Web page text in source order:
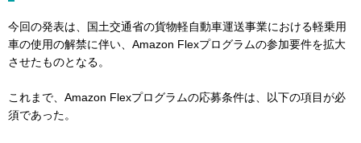
今回の発表は、国土交通省の貨物軽自動車運送事業における軽乗用
車の使用の解禁に伴い、Amazon Flexプログラムの参加要件を拡大
させたものとなる。
これまで、Amazon Flexプログラムの応募条件は、以下の項目が必
須であった。